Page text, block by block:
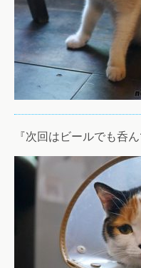
『次回はビールでも呑